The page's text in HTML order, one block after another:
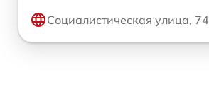
Социалистическая улица, 74